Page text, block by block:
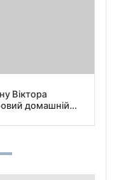
Віктора
домашній